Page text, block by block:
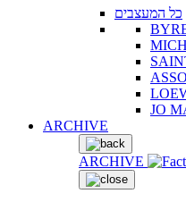
כל המעצבים
JO
ARCHIVE
ARCHIVE